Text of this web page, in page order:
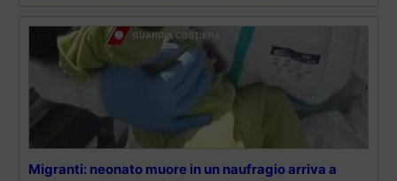
Migranti: neonato muore in un naufragio arriva a